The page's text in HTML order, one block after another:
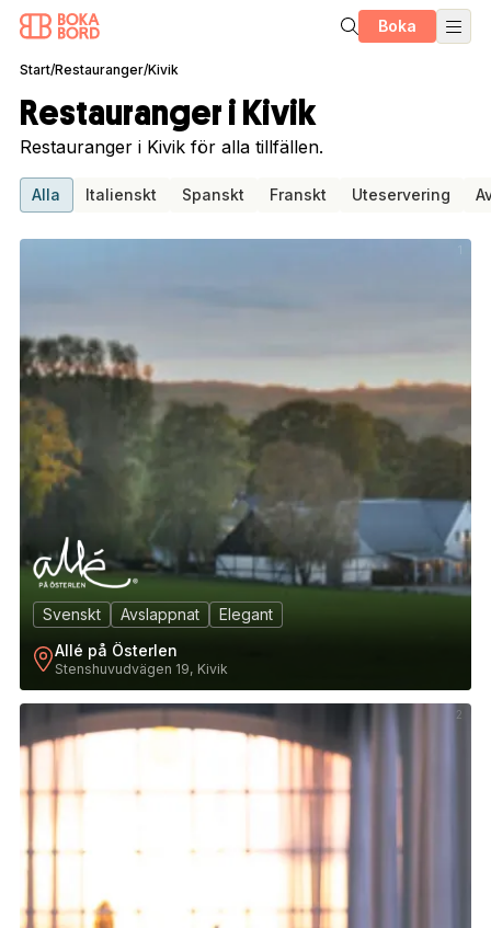
Boka
Start/Restauranger/Kivik
Restauranger i Kivik
Restauranger i Kivik för alla tillfällen.
Alla Italienskt Spanskt Franskt Uteservering
Svenskt Avslappnat
Elegant
Allé på Österlen
Stenshuvudvägen 19, Kivik
2